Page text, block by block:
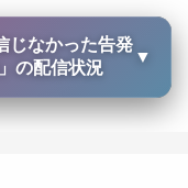
じなかった告発
」の配信状況
▼